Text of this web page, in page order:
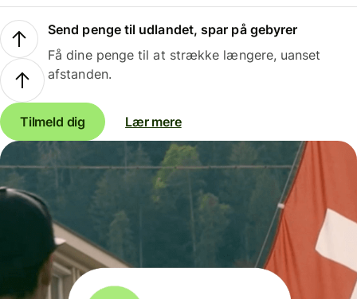
Send penge til udlandet, spar på gebyrer
Få dine penge til at strække længere, uanset
afstanden.
Tilmeld dig Lær mere